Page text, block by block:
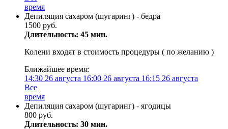
время
Депиляция сахаром (шугаринг) - бедра
1500 руб.
Длительность: 45 мин.
Колени входят в стоимость процедуры ( по желанию )
Ближайшее время:
14:30 26 августа 16:00 26 августа 16:15 26 августа
Все
время
Депиляция сахаром (шугаринг) - ягодицы
800 руб.
Длительность: 30 мин.